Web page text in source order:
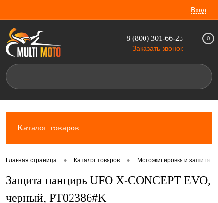
Вход
8 (800) 301-66-23
Заказать звонок
0
Каталог товаров
Главная страница • Каталог товаров • Мотоэкипировка и защита
Защита панцирь UFO X-CONCEPT EVO,
черный, PT02386#K